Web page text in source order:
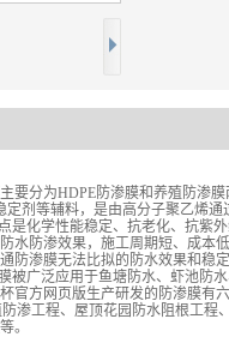
要分为HDPE防渗膜和养殖防渗
剂等辅料，是由高分子聚乙烯
是化学性能稳定、抗老化、抗紫
水防渗效果，施工周期短、成本
防渗膜无法比拟的防水效果和
被广泛应用于鱼塘防水、虾池防
官方网页版生产研发的防渗膜
渗工程、屋顶花园防水阻根工
。